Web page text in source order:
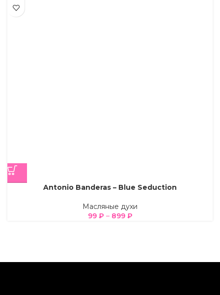
Antonio Banderas – Blue Seduction
Масляные духи
99 ₽ – 899 ₽